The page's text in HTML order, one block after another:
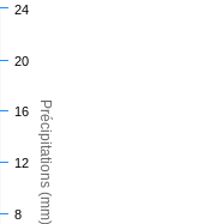
Précipitations (mm)
8
12
16
20
24